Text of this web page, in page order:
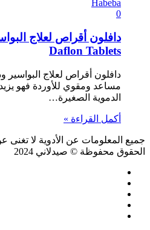
Habeba
0
دافلون أقراص لعلاج
Daflon Tablets
دافلون أقراص لعلاج البواسير
مساعد ومقوي للأوردة فهو يزيد
الدموية الصغيرة…
أكمل القراءة »
جميع المعلومات عن الأدوية لا
الحقوق محفوظة © صيدلاني 2024